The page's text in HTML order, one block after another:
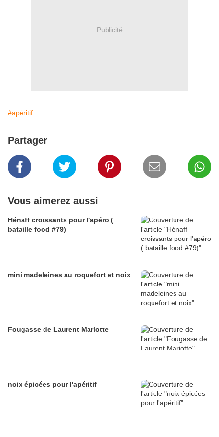
Publicité
#apéritif
Partager
Vous aimerez aussi
Hénaff croissants pour l'apéro (
bataille food #79)
mini madeleines au roquefort et noix
Fougasse de Laurent Mariotte
noix épicées pour l'apéritif